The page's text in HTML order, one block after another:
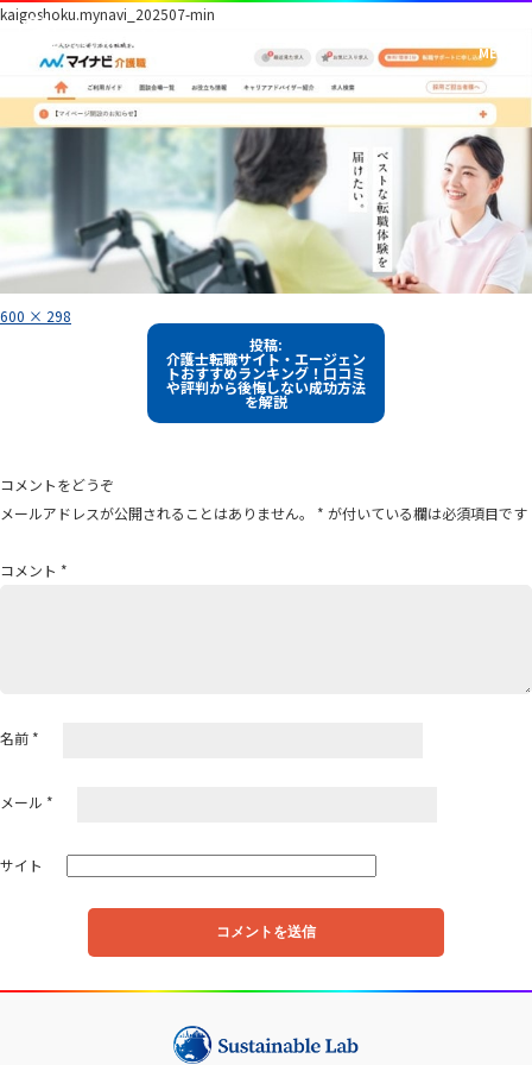
kaigoshoku.mynavi_202507-min
フ
ル
600 × 298
ー
シ
ン
投稿:
介護士転職サイト・エージェン
トおすすめランキング！口コミ
や評判から後悔しない成功方法
を解説
コメントをどうぞ
メールアドレスが公開されることはありません。
* が付いている欄は必須項目です
コメント *
名前 *
メール *
サイト